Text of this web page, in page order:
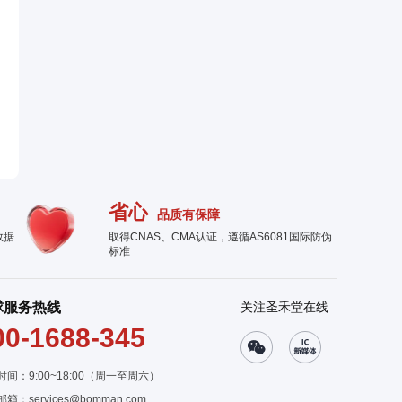
据
省心 品质有保障
取得CNAS、CMA认证，遵循AS6081国际防伪
标准
服务热线
1688-345
间：9:00~18:00（周一至周六）
箱： services@bomman.com
关注圣禾堂在线